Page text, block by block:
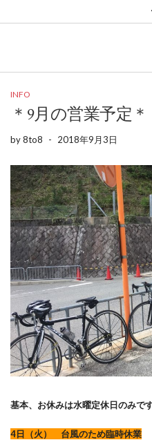
INFO
＊9月の営業予定＊
by8to8 - 2018年9月3日
基本、お休みは水曜定休日のみです
4日（火） 台風のため臨時休業